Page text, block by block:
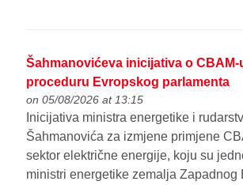
Šahmanovićeva inicijativa o CBAM-
proceduru Evropskog parlamenta
on 05/08/2026 at 13:15
Inicijativa ministra energetike i
Šahmanovića za izmjene primjene
sektor električne energije, koju su
ministri energetike zemalja Zapadnog